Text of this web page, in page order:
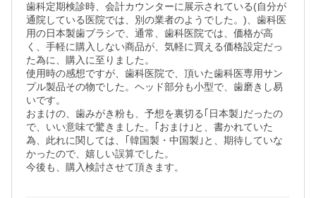
歯科定期検診時、会計カウンターに展示されている(自分が
通院している医院では、別の業者のようでした。)、歯科医
用の日本製歯ブラシで、通常、歯科医院では、価格が高
く、手軽に購入しない商品が、気軽に買える価格設定だっ
た為に、購入に至りました。
使用時の感想ですが、歯科医院で、頂いた歯科医専用サン
プル製品その物でした。ヘッド部分も小型で、歯磨きし易
いです。
おまけの、歯みがき粉も、予想を裏切る｢日本製｣だったの
で、いい意味で驚きました。｢おまけ｣と、書かれていた
為、此れに関しては、｢韓国製・中国製｣と、期待していな
かったので、嬉しい誤算でした。
今後も、購入検討させて頂きます。